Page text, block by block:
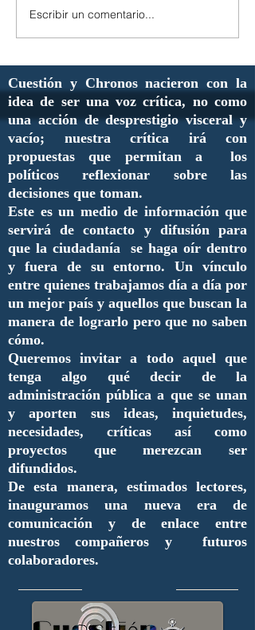
Escribir un comentario...
Cuestión y Chronos nacieron con la
idea de ser una voz crítica, no como
una acción de desprestigio visceral y
vacío; nuestra crítica irá con
propuestas que permitan a los
políticos reflexionar sobre las
decisiones que toman.
Este es un medio de información que
servirá de contacto y difusión para
que la ciudadanía se haga oír dentro
y fuera de su entorno. Un vínculo
entre quienes trabajamos día a día por
un mejor país y aquellos que buscan la
manera de lograrlo pero que no saben
cómo.
Queremos invitar a todo aquel que
tenga algo qué decir de la
administración pública a que se unan
y aporten sus ideas, inquietudes,
necesidades, críticas así como
proyectos que merezcan ser
difundidos.
De esta manera, estimados lectores,
inauguramos una nueva era de
comunicación y de enlace entre
nuestros compañeros y futuros
colaboradores.